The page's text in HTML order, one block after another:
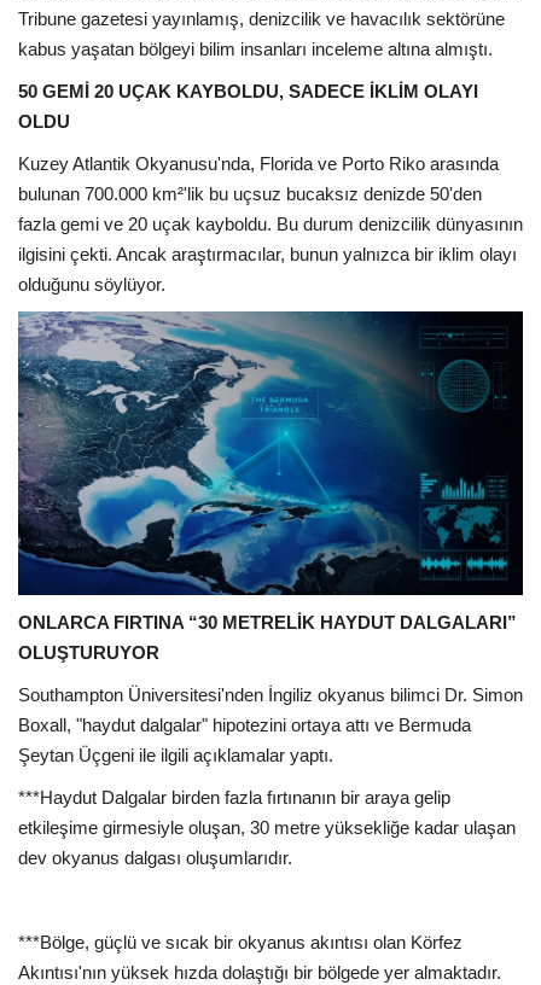
Tribune gazetesi yayınlamış, denizcilik ve havacılık sektörüne
kabus yaşatan bölgeyi bilim insanları inceleme altına almıştı.
50 GEMİ 20 UÇAK KAYBOLDU, SADECE İKLİM OLAYI
OLDU
Kuzey Atlantik Okyanusu'nda, Florida ve Porto Riko arasında
bulunan 700.000 km²'lik bu uçsuz bucaksız denizde 50'den
fazla gemi ve 20 uçak kayboldu. Bu durum denizcilik dünyasının
ilgisini çekti. Ancak araştırmacılar, bunun yalnızca bir iklim olayı
olduğunu söylüyor.
ONLARCA FIRTINA “30 METRELİK HAYDUT DALGALARI”
OLUŞTURUYOR
Southampton Üniversitesi'nden İngiliz okyanus bilimci Dr. Simon
Boxall, "haydut dalgalar" hipotezini ortaya attı ve Bermuda
Şeytan Üçgeni ile ilgili açıklamalar yaptı.
***Haydut Dalgalar birden fazla fırtınanın bir araya gelip
etkileşime girmesiyle oluşan, 30 metre yüksekliğe kadar ulaşan
dev okyanus dalgası oluşumlarıdır.
***Bölge, güçlü ve sıcak bir okyanus akıntısı olan Körfez
Akıntısı'nın yüksek hızda dolaştığı bir bölgede yer almaktadır.